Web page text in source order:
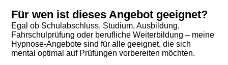
Für wen ist dieses Angebot geeignet?
Egal ob Schulabschluss, Studium, Ausbildung,
Fahrschulprüfung oder berufliche Weiterbildung – meine
Hypnose-Angebote sind für alle geeignet, die sich
mental optimal auf Prüfungen vorbereiten möchten.